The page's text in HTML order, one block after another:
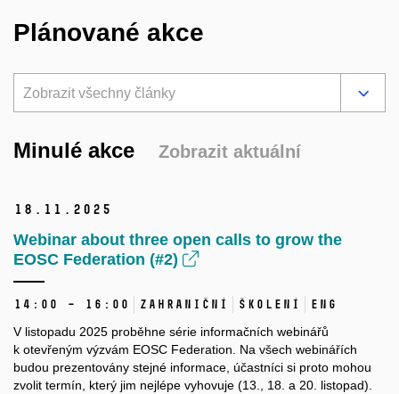
Plánované akce
Zobrazit všechny články
Minulé akce Zobrazit aktuální
18. 11. 2025
Webinar about three open calls to grow the
EOSC Federation (#2)
14:00 – 16:00 Zahraniční Školení ENG
V listopadu 2025 proběhne série informačních webinářů
k otevřeným výzvám EOSC Federation. Na všech webinářích
budou prezentovány stejné informace, účastníci si proto mohou
zvolit termín, který jim nejlépe vyhovuje (13., 18. a 20. listopad).